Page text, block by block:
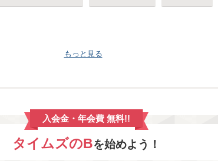
もっと見る
入会金・年会費 無料!!
タイムズのBを始めよう！